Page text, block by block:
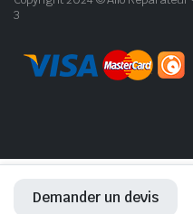
Demander un devis
3